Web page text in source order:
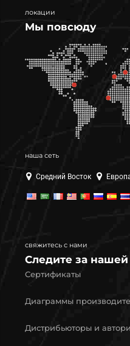
локации
Мы повсюду
наша сеть
Средний Восток
свяжитесь с нами
Следите за
Сертификаты
Диаграммы
Дистрибьюторы и